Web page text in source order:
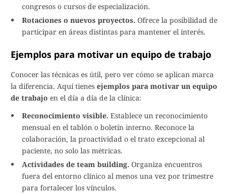
congresos o cursos de especialización.
Rotaciones o nuevos proyectos. Ofrece la posibilidad de
participar en áreas distintas para mantener el interés.
Ejemplos para motivar un equipo de trabajo
Conocer las técnicas es útil, pero ver cómo se aplican marca
la diferencia. Aquí tienes ejemplos para motivar un equipo
de trabajo en el día a día de la clínica:
Reconocimiento visible. Establece un reconocimiento
mensual en el tablón o boletín interno. Reconoce la
colaboración, la proactividad o el trato excepcional al
paciente, no solo las métricas.
Actividades de team building. Organiza encuentros
fuera del entorno clínico al menos una vez por trimestre
para fortalecer los vínculos.